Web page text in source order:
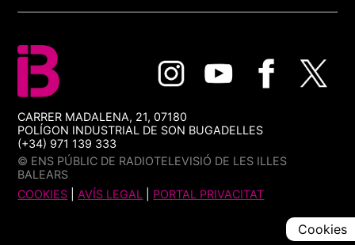
CARRER MADALENA, 21, 07180
POLÍGON INDUSTRIAL DE SON BUGADELLES
(+34) 971 139 333
© ENS PÚBLIC DE RADIOTELEVISIÓ DE LES ILLES
BALEARS
COOKIES |AVÍS LEGAL PORTAL PRIVACITAT
Cookies